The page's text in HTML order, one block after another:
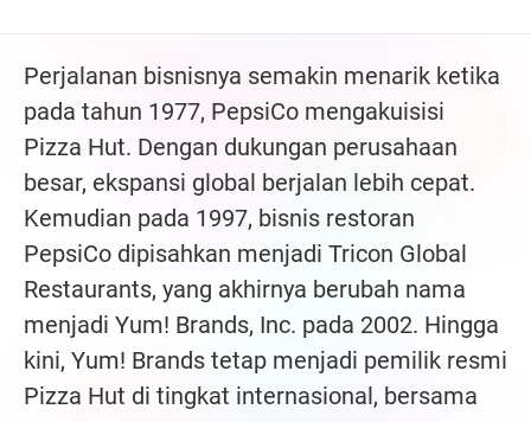
Perjalanan bisnisnya semakin menarik ketika
pada tahun 1977, PepsiCo mengakuisisi
Pizza Hut. Dengan dukungan perusahaan
besar, ekspansi global berjalan lebih cepat.
Kemudian pada 1997, bisnis restoran
PepsiCo dipisahkan menjadi Tricon Global
Restaurants, yang akhirnya berubah nama
menjadi Yum! Brands, Inc. pada 2002. Hingga
kini, Yum! Brands tetap menjadi pemilik resmi
Pizza Hut di tingkat internasional, bersama